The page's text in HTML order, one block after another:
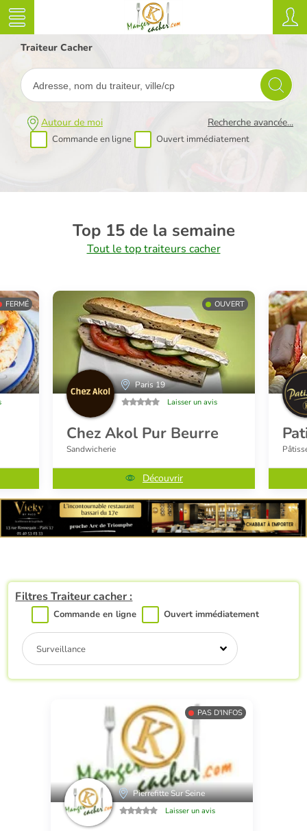
Traiteur Cacher
Autour de moi
Commande en ligne Ouvert immédiatement
Recherche avancée...
Top 15 de la semaine
Tout le top traiteurs cacher
FERMÉ OUVERT
Paris 19
Laisser un avis
Chez Akol Pur Beurre
Sandwicherie
Découvrir
Filtres Traiteur cacher :
Commande en ligne Ouvert immédiatement
Surveillance
PAS D'INFOS
Pierrefitte Sur Seine
Laisser un avis